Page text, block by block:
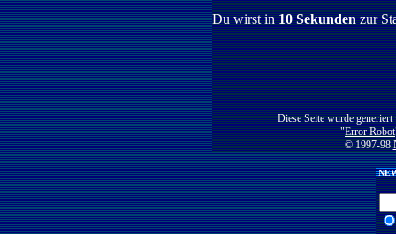
Du wirst in10 Sekundenzur
Diese Seite wurde generiert
"Error Robot
© 1997-98